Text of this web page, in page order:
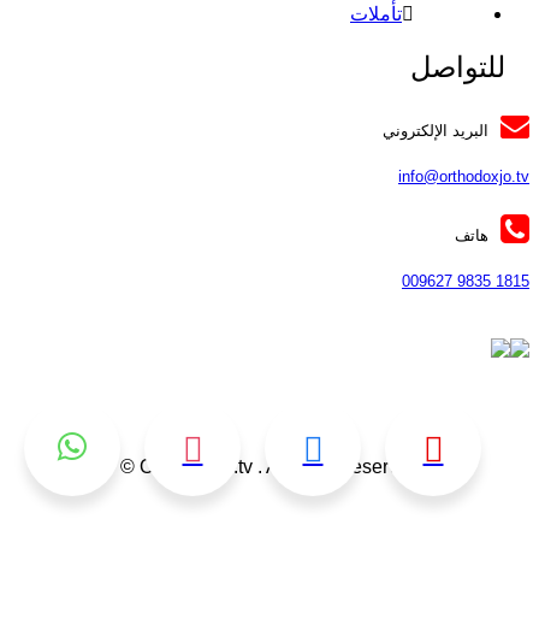
تأملات
للتواصل
البريد الإلكتروني
هاتف
1815 9835
Orthodoxjo.tv . All rights reserved ©